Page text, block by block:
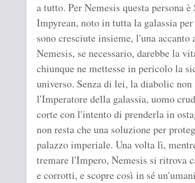
a tutto. Per Nemesis questa persona
Impyrean, noto in tutta la galassia
sono cresciute insieme, l'una
Nemesis, se necessario, darebbe la
chiunque ne mettesse in pericolo la
universo. Senza di lei, la diabolic
l'Imperatore della galassia, uomo
corte con l'intento di prenderla in
non resta che una soluzione per
palazzo imperiale. Una volta lì,
tremare l'Impero, Nemesis si ritrova
e corrotti, e scopre così in sé